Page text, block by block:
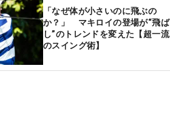
「なぜ体が小さいのに飛ぶの
か？」 マキロイの登場が“飛ば
し”のトレンドを変えた【超一流
のスイング術】